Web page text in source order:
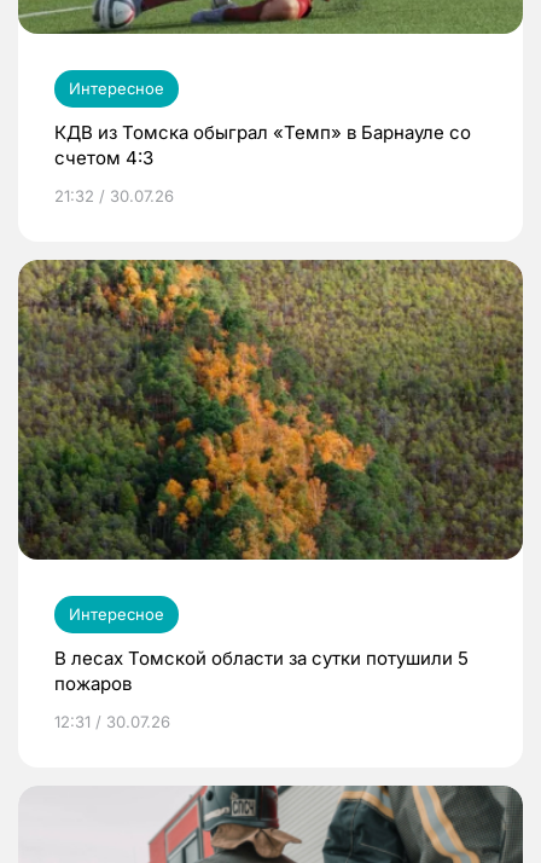
Интересное
КДВ из Томска обыграл «Темп» в Барнауле со
счетом 4:3
21:32 / 30.07.26
Интересное
В лесах Томской области за сутки потушили 5
пожаров
12:31 / 30.07.26